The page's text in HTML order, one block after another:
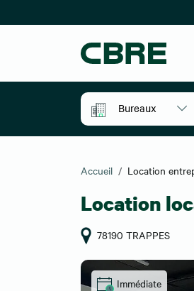
Bureaux
Accueil Location
Location
78190 TRAPPES
Immédiate